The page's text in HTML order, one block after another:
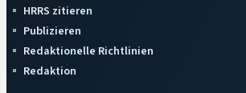
HRRS zitieren
Publizieren
Redaktionelle Richtlinien
Redaktion